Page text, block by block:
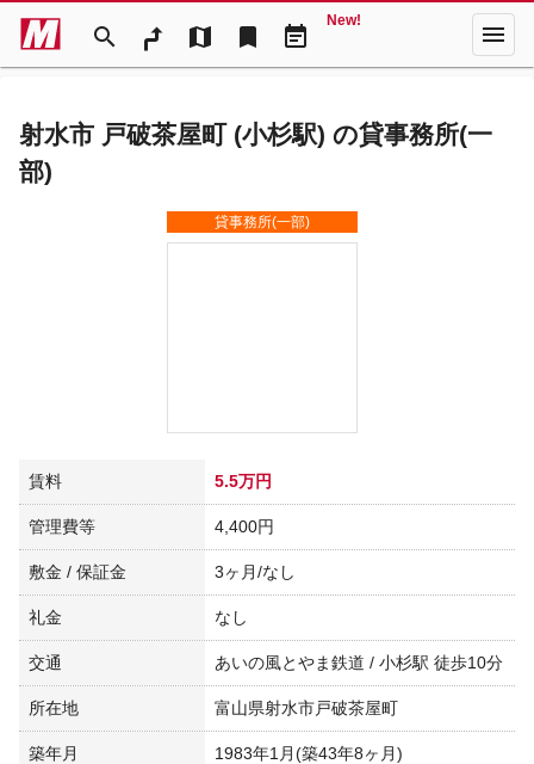
search map bookmark event_note
New! menu
射水市 戸破茶屋町 (小杉駅) の貸事務所(一
部)
貸事務所(一部)
賃料 5.5万円
管理費等 4,400円
敷金 / 保証金 3ヶ月/なし
礼金 なし
交通 あいの風とやま鉄道 / 小杉駅 徒歩10分
所在地 富山県射水市戸破茶屋町
築年月 1983年1月(築43年8ヶ月)